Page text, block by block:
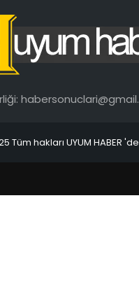
Tüm hakları UYUM HABER 'de